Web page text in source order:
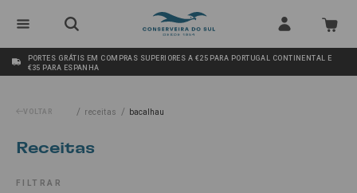
PORTES GRÁTIS EM COMPRAS SUPERIORES A €25 PARA PORTUGAL CONTINENTAL E
€35 PARA ESPANHA
VOLTAR / receitas / bacalhau
Receitas
FILTRAR